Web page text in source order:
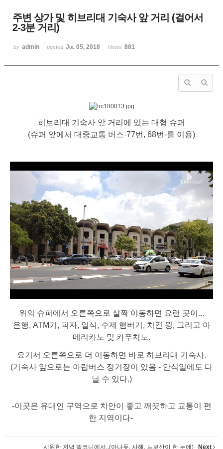
주변 상가 및 히브리대 기숙사 앞 거리 (걸어서
2-3분 거리)
by admin posted Jul 05, 2018 Views 881
히브리대 기숙사 앞 거리에 있는 대형 슈퍼
(슈퍼 앞에서 대중교통 버스-77번, 68번-를 이용)
위의 슈퍼에서 오른쪽으로 살짝 이동하면 요런 곳이...
은행, ATM기, 피자, 일식, 수제 햄버거, 치킨 윙, 그리고 아
메리카노 및 카푸치노.
요기서 오른쪽으로 더 이동하면 바로 히브리대 기숙사.
(기숙사 앞으로는 아랍버스 정거장이 있음 - 안식일에도 다
닐 수 있다.)
-이곳은 유대인 구역으로 치안이 좋고 깨끗하고 교통이 편
한 지역이다-
시원한 저녁 발코니에서..(아나돗, 사해, 느보산이 한 눈에) Next